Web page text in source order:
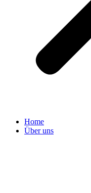
Home
Über uns